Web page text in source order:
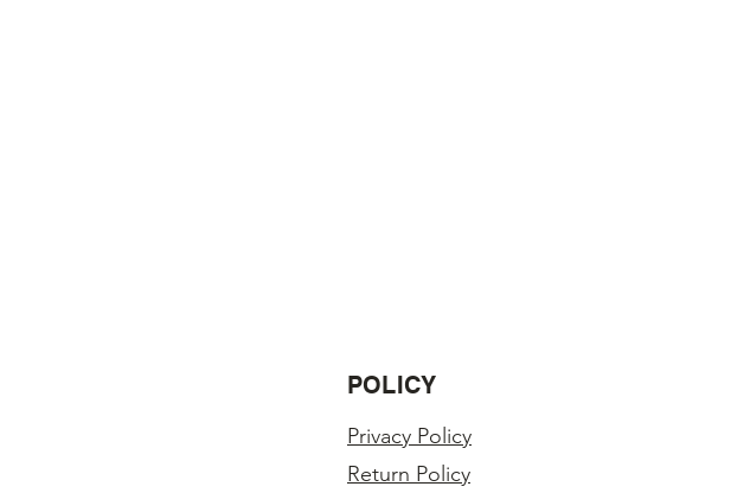
POLICY
Privacy Policy
Return Policy